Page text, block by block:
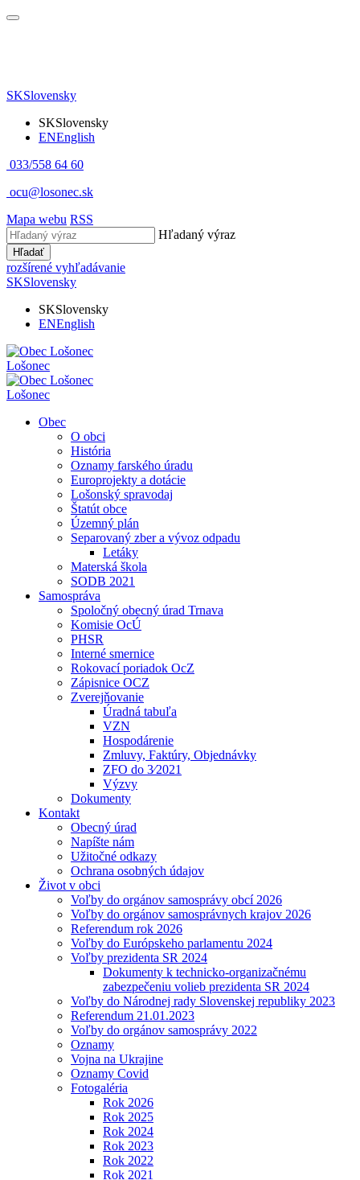
SKSlovensky
SKSlovensky
ENEnglish
033/558 64 60
ocu@losonec.sk
Mapa webu RSS
Hľadaný výraz
Hľadať
rozšírené vyhľadávanie
SKSlovensky
SKSlovensky
ENEnglish
Lošonec
Lošonec
Obec
O obci
História
Oznamy farského úradu
Europrojekty a dotácie
Lošonský spravodaj
Štatút obce
Územný plán
Separovaný zber a vývoz odpadu
Letáky
Materská škola
SODB 2021
Samospráva
Spoločný obecný úrad Trnava
Komisie OcÚ
PHSR
Interné smernice
Rokovací poriadok OcZ
Zápisnice OCZ
Zverejňovanie
Úradná tabuľa
VZN
Hospodárenie
Zmluvy, Faktúry, Objednávky
ZFO do 3⁄2021
Výzvy
Dokumenty
Kontakt
Obecný úrad
Napíšte nám
Užitočné odkazy
Ochrana osobných údajov
Život v obci
Voľby do orgánov samosprávy obcí 2026
Voľby do orgánov samosprávnych krajov 2026
Referendum rok 2026
Voľby do Európskeho parlamentu 2024
Voľby prezidenta SR 2024
Dokumenty k technicko-organizačnému
zabezpečeniu volieb prezidenta SR 2024
Voľby do Národnej rady Slovenskej republiky 2023
Referendum 21.01.2023
Voľby do orgánov samosprávy 2022
Oznamy
Vojna na Ukrajine
Oznamy Covid
Fotogaléria
Rok 2026
Rok 2025
Rok 2024
Rok 2023
Rok 2022
Rok 2021